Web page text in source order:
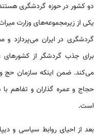
دو کشور در حوزه گردشگری
یکی از زیرمجموعه‌های وزارت
گردشگری در ایران می‌پردازد
برای جذب گردشگر از
می‌کند. ضمن اینکه سازمان حج و
حجاج و عمره گذاران و تفاهم
است.
بعد از احیای روابط سیاسی و